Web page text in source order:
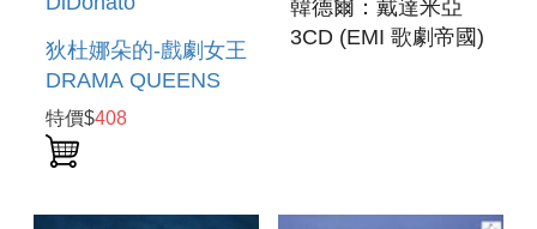
狄杜娜朵的-戲劇女王
DRAMA QUEENS
特價$408
韓德爾：戴達米亞
3CD (EMI 歌劇帝國)